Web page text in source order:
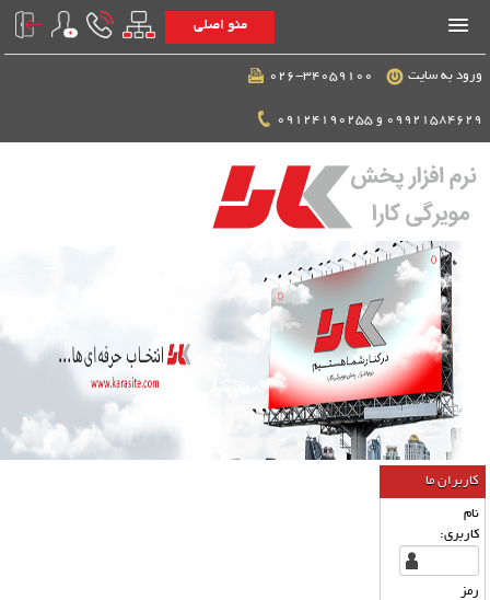
منو اصلی
ورود به سایت
کاربران ما
نام
كاربری:
رمز